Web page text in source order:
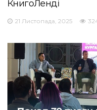
КнигоЛенді
21 Листопада, 2025